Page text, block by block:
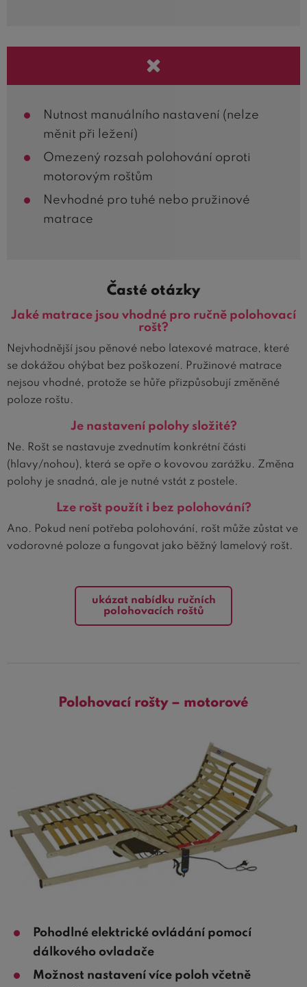
Nutnost manuálního nastavení (nelze
měnit při ležení)
Omezený rozsah polohování oproti
motorovým roštům
Nevhodné pro tuhé nebo pružinové
matrace
Časté otázky
Jaké matrace jsou vhodné pro ručně polohovací
rošt?
Nejvhodnější jsou pěnové nebo latexové matrace, které
se dokážou ohýbat bez poškození. Pružinové matrace
nejsou vhodné, protože se hůře přizpůsobují změněné
poloze roštu.
Je nastavení polohy složité?
Ne. Rošt se nastavuje zvednutím konkrétní části
(hlavy/nohou), která se opře o kovovou zarážku. Změna
polohy je snadná, ale je nutné vstát z postele.
Lze rošt použít i bez polohování?
Ano. Pokud není potřeba polohování, rošt může zůstat ve
vodorovné poloze a fungovat jako běžný lamelový rošt.
ukázat nabídku ručních
polohovacích roštů
Polohovací rošty – motorové
Pohodlné elektrické ovládání pomocí
dálkového ovladače
Možnost nastavení více poloh včetně